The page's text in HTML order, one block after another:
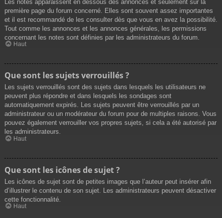
Les notes apparaissent en dessous des annonces et seulement sur la
première page du forum concerné. Elles sont souvent assez importantes
et il est recommandé de les consulter dès que vous en avez la possibilité.
Tout comme les annonces et les annonces générales, les permissions
concernant les notes sont définies par les administrateurs du forum.
Haut
Que sont les sujets verrouillés ?
Les sujets verrouillés sont des sujets dans lesquels les utilisateurs ne
peuvent plus répondre et dans lesquels les sondages sont
automatiquement expirés. Les sujets peuvent être verrouillés par un
administrateur ou un modérateur du forum pour de multiples raisons. Vous
pouvez également verrouiller vos propres sujets, si cela a été autorisé par
les administrateurs.
Haut
Que sont les icônes de sujet ?
Les icônes de sujet sont de petites images que l’auteur peut insérer afin
d’illustrer le contenu de son sujet. Les administrateurs peuvent désactiver
cette fonctionnalité.
Haut